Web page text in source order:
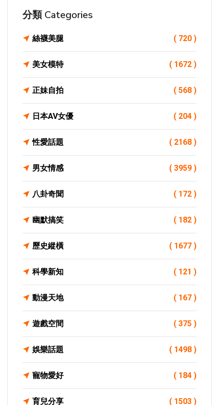
分類 Categories
絲襪美腿 ( 720 )
美女模特 ( 1672 )
正妹自拍 ( 568 )
日本AV女優 ( 204 )
性愛話題 ( 2168 )
男女情感 ( 3959 )
八卦奇聞 ( 172 )
幽默搞笑 ( 182 )
歷史縱橫 ( 1677 )
科學新知 ( 121 )
動漫天地 ( 167 )
遊戲空間 ( 375 )
娛樂話題 ( 1498 )
寵物愛好 ( 184 )
育兒分享 ( 1503 )